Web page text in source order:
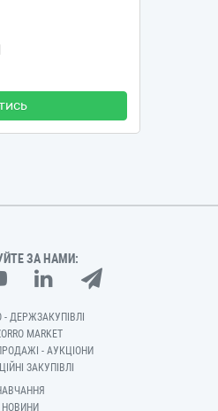
ЗА НАМИ:
- ДЕРЖЗАКУПІВЛІ
MARKET
- АУКЦІОНИ
ЗАКУПІВЛІ
НОВИНИ